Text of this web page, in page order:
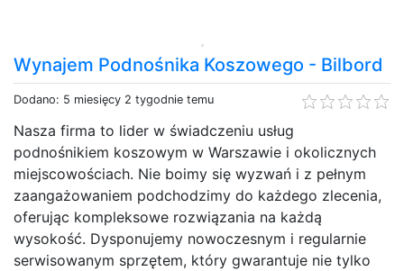
Wynajem Podnośnika Koszowego - Bilbord
Dodano: 5 miesięcy 2 tygodnie temu
Nasza firma to lider w świadczeniu usług
podnośnikiem koszowym w Warszawie i okolicznych
miejscowościach. Nie boimy się wyzwań i z pełnym
zaangażowaniem podchodzimy do każdego zlecenia,
oferując kompleksowe rozwiązania na każdą
wysokość. Dysponujemy nowoczesnym i regularnie
serwisowanym sprzętem, który gwarantuje nie tylko